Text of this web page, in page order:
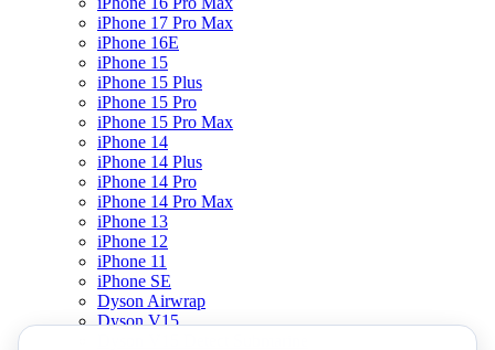
iPhone 17 Pro Max
iPhone 16E
iPhone 15
iPhone 15 Plus
iPhone 15 Pro
iPhone 15 Pro Max
iPhone 14
iPhone 14 Plus
iPhone 14 Pro
iPhone 14 Pro Max
iPhone 13
iPhone 12
iPhone 11
iPhone SE
Dyson Airwrap
Dyson V15